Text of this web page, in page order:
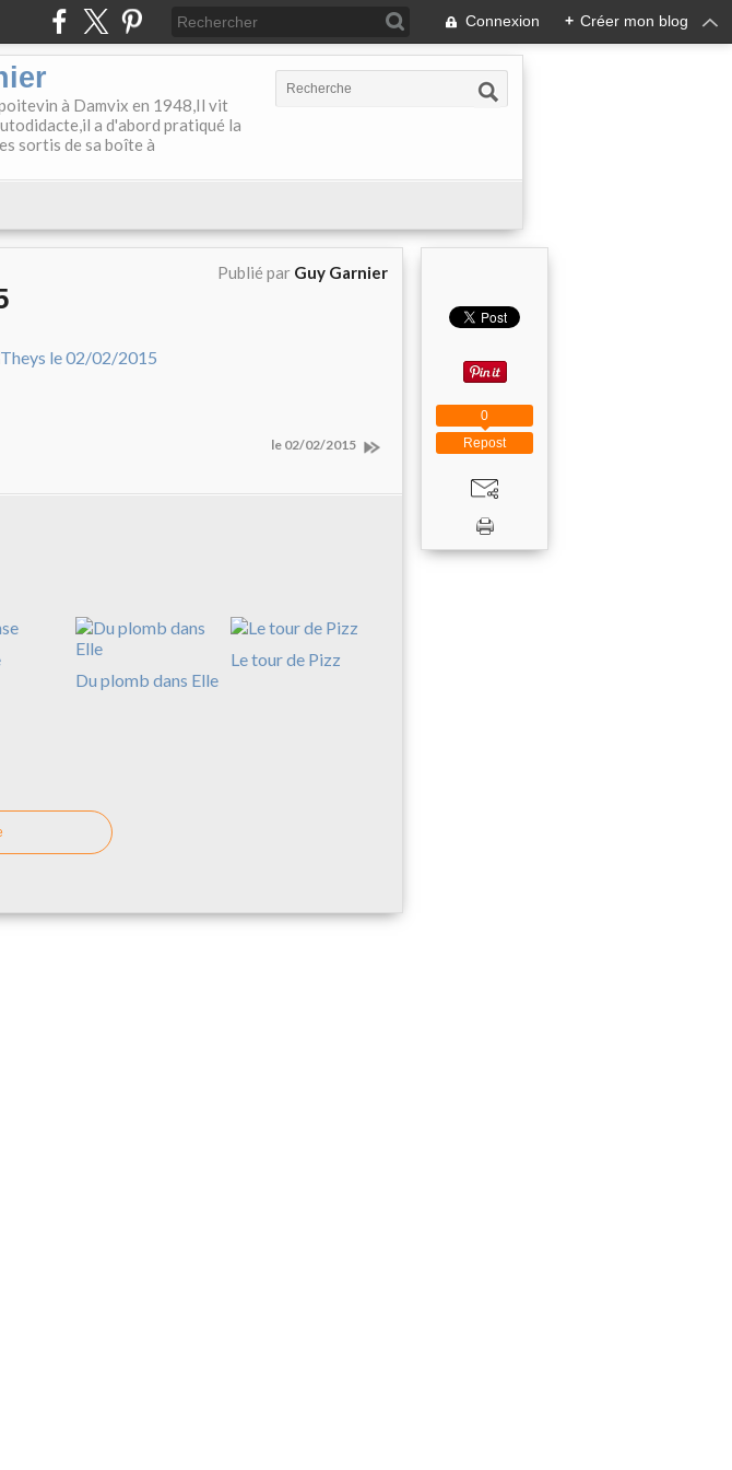
Connexion + Créer mon blog
à Damvix en 1948,Il vit
a d'abord pratiqué la
sortis de sa boîte à
Publié par Guy Garnier
le 02/02/2015
Du plomb dans Elle
Le tour de Pizz
Repost
0